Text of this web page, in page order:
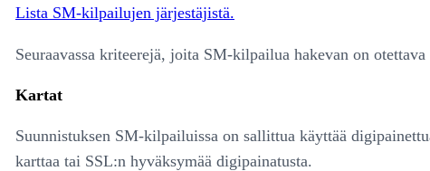
Lista SM-kilpailujen järjestäjistä.
Seuraavassa kriteerejä, joita SM-kilpailua hakevan on
Kartat
Suunnistuksen SM-kilpailuissa on sallittua käyttää
karttaa tai SSL:n hyväksymää digipainatusta.